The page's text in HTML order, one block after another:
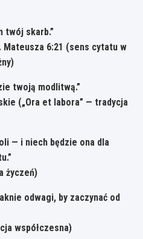
twój skarb.”
Mateusza 6:21 (sens cytatu w
twoją modlitwą.”
(„Ora et labora” — tradycja
— i niech będzie ona dla
życzeń)
odwagi, by zaczynać od
współczesna)